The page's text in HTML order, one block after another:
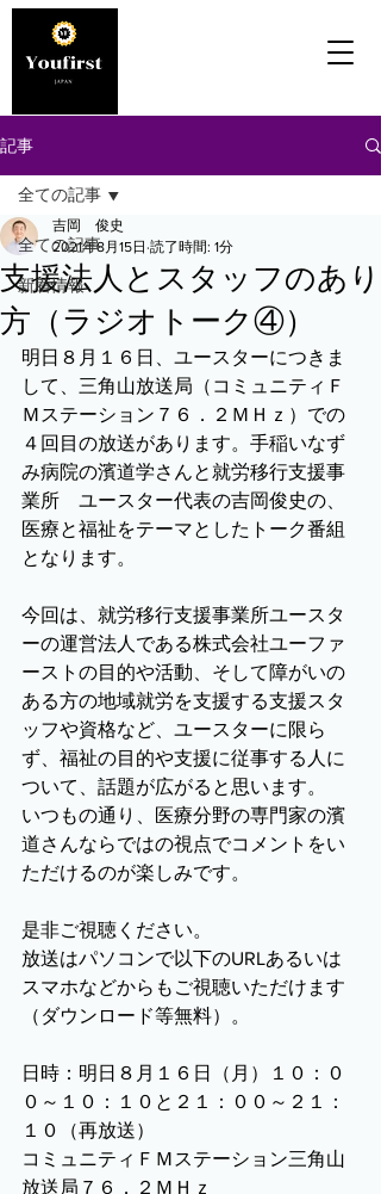
記事
全ての記事
新着情報
全ての記事
支援法人とスタッフのあり
方（ラジオトーク④）
吉岡 俊史
2021年8月15日 読了時間: 1分
明日８月１６日、ユースターにつきま
して、三角山放送局（コミュニティＦ
Ｍステーション７６．２ＭＨｚ）での
４回目の放送があります。手稲いなず
み病院の濱道学さんと就労移行支援事
業所　ユースター代表の吉岡俊史の、
医療と福祉をテーマとしたトーク番組
となります。
今回は、就労移行支援事業所ユースタ
ーの運営法人である株式会社ユーファ
ーストの目的や活動、そして障がいの
ある方の地域就労を支援する支援スタ
ッフや資格など、ユースターに限ら
ず、福祉の目的や支援に従事する人に
ついて、話題が広がると思います。
いつもの通り、医療分野の専門家の濱
道さんならではの視点でコメントをい
ただけるのが楽しみです。
是非ご視聴ください。
放送はパソコンで以下のURLあるいは
スマホなどからもご視聴いただけます
（ダウンロード等無料）。
日時：明日８月１６日（月）１０：０
０～１０：１０と２１：００～２１：
１０（再放送）
コミュニティＦＭステーション三角山
放送局７６．２ＭＨｚ